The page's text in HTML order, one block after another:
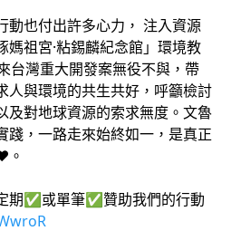
動也付出許多心力， 注入資源
媽祖宮·粘錫麟紀念館」環境教
台灣重大開發案無役不與，帶
人與環境的共生共好，呼籲檢討
及對地球資源的索求無度。文魯
踐，一路走來始終如一，是真正
。
期✅或單筆✅贊助我們的行動